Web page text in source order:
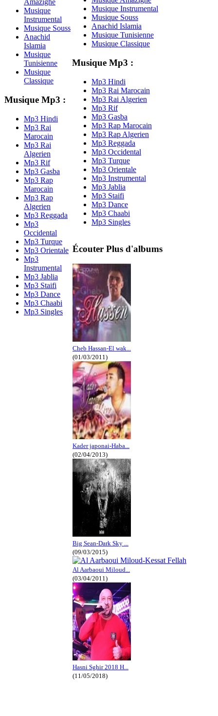
Amazighe
Musique
Instrumental
Musique Souss
Anachid
Islamia
Musique
Tunisienne
Musique
Classique
Musique Mp3 :
Mp3 Hindi
Mp3 Rai
Marocain
Mp3 Rai
Algerien
Mp3 Rif
Mp3 Gasba
Mp3 Rap
Marocain
Mp3 Rap
Algerien
Mp3 Reggada
Mp3
Occidental
Mp3 Turque
Mp3 Orientale
Mp3
Instrumental
Mp3 Jablia
Mp3 Staifi
Mp3 Dance
Mp3 Chaabi
Mp3 Singles
Musique Instrumental
Musique Souss
Anachid Islamia
Musique Tunisienne
Musique Classique
Musique Mp3 :
Mp3 Hindi
Mp3 Rai Marocain
Mp3 Rai Algerien
Mp3 Rif
Mp3 Gasba
Mp3 Rap Marocain
Mp3 Rap Algerien
Mp3 Reggada
Mp3 Occidental
Mp3 Turque
Mp3 Orientale
Mp3 Instrumental
Mp3 Jablia
Mp3 Staifi
Mp3 Dance
Mp3 Chaabi
Mp3 Singles
Écouter Plus d'albums
Cheb Hassan-El wak...
(01/03/2011)
Kader japonai-Haba...
(02/04/2013)
Big Sean-Dark Sky ...
(09/03/2015)
Al Aarbaoui Miloud...
(03/04/2011)
Hasni Sghir 2018 H...
(11/05/2018)